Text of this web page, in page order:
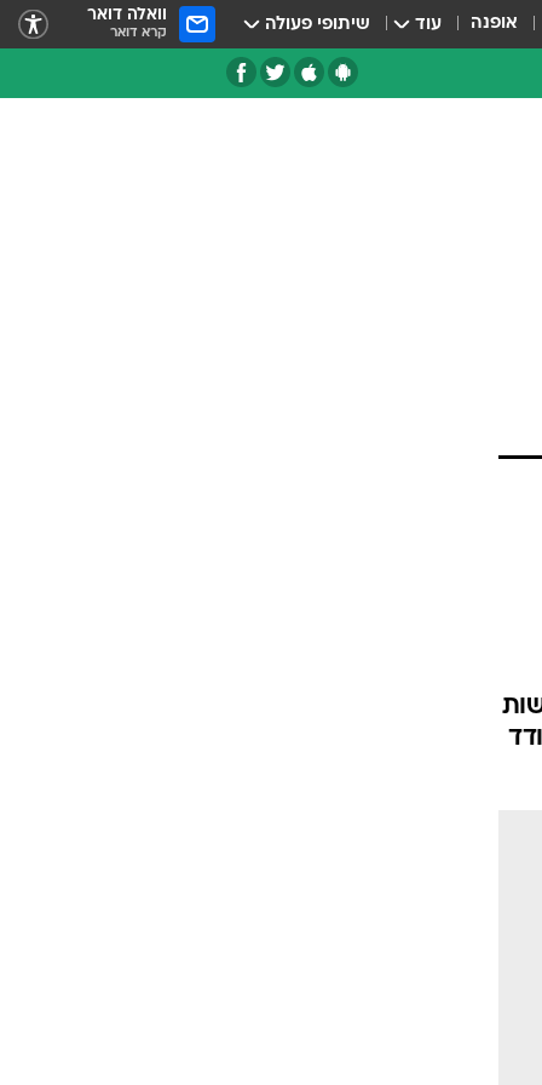
אופנה עוד שיתופי פעולה וואלה דואר
קרא דואר